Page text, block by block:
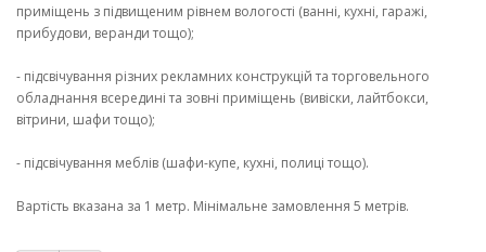
приміщень з підвищеним рівнем вологості (ванні, кухні, гаражі,
прибудови, веранди тощо);
- підсвічування різних рекламних конструкцій та торговельного
обладнання всередині та зовні приміщень (вивіски, лайтбокси,
вітрини, шафи тощо);
- підсвічування меблів (шафи-купе, кухні, полиці тощо).
Вартість вказана за 1 метр. Мінімальне замовлення 5 метрів.